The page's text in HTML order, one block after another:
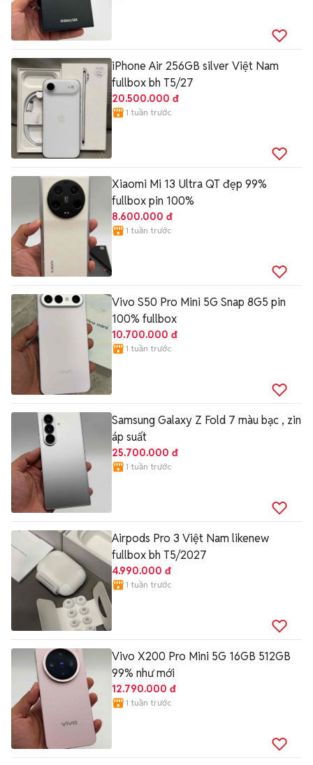
iPhone Air 256GB silver Việt Nam
fullbox bh T5/27
20.500.000 đ
1 tuần trước
Xiaomi Mi 13 Ultra QT đẹp 99%
fullbox pin 100%
8.600.000 đ
1 tuần trước
Vivo S50 Pro Mini 5G Snap 8G5 pin
100% fullbox
10.700.000 đ
1 tuần trước
Samsung Galaxy Z Fold 7 màu bạc , zin
áp suất
25.700.000 đ
1 tuần trước
Airpods Pro 3 Việt Nam likenew
fullbox bh T5/2027
4.990.000 đ
1 tuần trước
Vivo X200 Pro Mini 5G 16GB 512GB
99% như mới
12.790.000 đ
1 tuần trước